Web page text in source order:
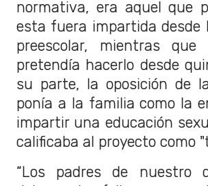
normativa, era aquel que
esta fuera impartida desde
preescolar, mientras que
pretendía hacerlo desde
su parte, la oposición de
ponía a la familia como la
impartir una educación
calificaba al proyecto como
“Los padres de nuestro